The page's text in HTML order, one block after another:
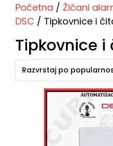
Početna / Žičani
DSC / Tipkovnice i
Tipkovnice i